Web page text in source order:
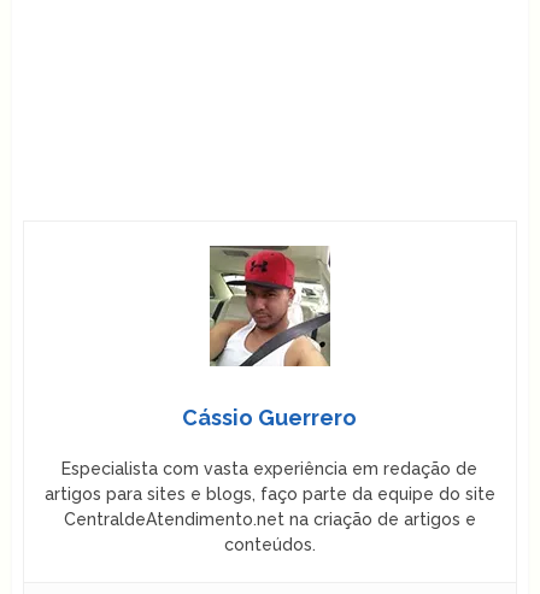
Cássio Guerrero
Especialista com vasta experiência em redação de
artigos para sites e blogs, faço parte da equipe do site
CentraldeAtendimento.net na criação de artigos e
conteúdos.